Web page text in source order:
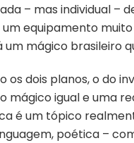
– mas individual –
equipamento
um mágico brasileiro
os dois planos, o do
mágico igual e uma
é um tópico
poética –